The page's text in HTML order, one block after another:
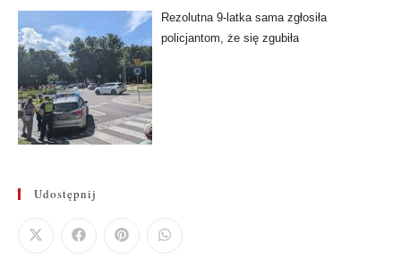
Rezolutna 9-latka sama zgłosiła
policjantom, że się zgubiła
Udostępnij